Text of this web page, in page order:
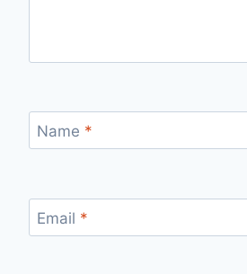
Name *
Email *